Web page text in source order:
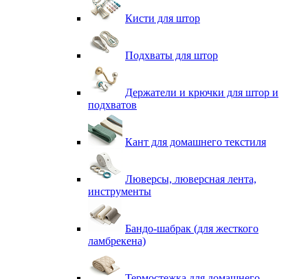
Кисти для штор
Подхваты для штор
Держатели и крючки для штор и
подхватов
Кант для домашнего текстиля
Люверсы, люверсная лента,
инструменты
Бандо-шабрак (для жесткого
ламбрекена)